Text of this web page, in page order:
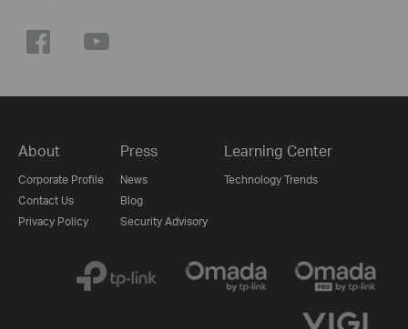
About
Corporate Profile
Contact Us
Privacy Policy
Press
News
Blog
Security Advisory
Learning Center
Technology Trends